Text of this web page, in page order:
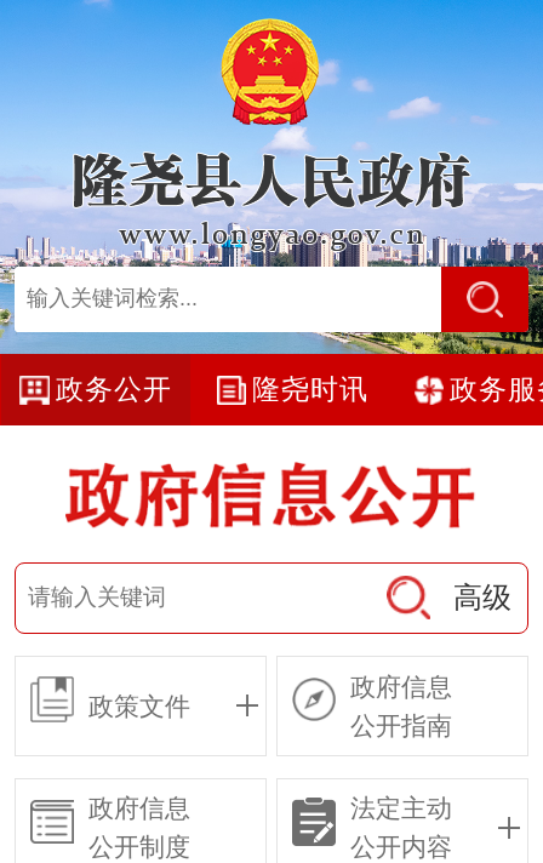
政务公开 隆尧时讯 政务服
高级
政策文件
政府信息
公开指南
政府信息
公开制度
法定主动
公开内容